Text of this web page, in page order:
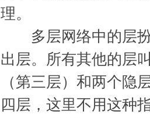
理。
多层网络中的层扮
出层。所有其他的层
（第三层）和两个隐
四层，这里不用这种